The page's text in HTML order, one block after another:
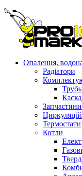
Опалення,
Радіатори
Термостати
Котли